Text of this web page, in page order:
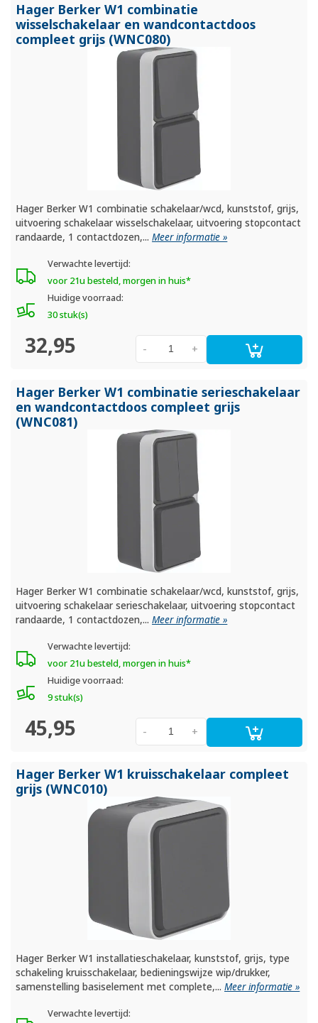
Hager Berker W1 combinatie
wisselschakelaar en wandcontactdoos
compleet grijs (WNC080)
Hager Berker W1 combinatie schakelaar/wcd, kunststof, grijs,
uitvoering schakelaar wisselschakelaar, uitvoering stopcontact
randaarde, 1 contactdozen,...Meer informatie »
Verwachte levertijd:
voor 21u besteld, morgen in huis*
Huidige voorraad:
30 stuk(s)
32,95 +
-
Hager Berker W1 combinatie serieschakelaar
en wandcontactdoos compleet grijs
(WNC081)
Hager Berker W1 combinatie schakelaar/wcd, kunststof, grijs,
uitvoering schakelaar serieschakelaar, uitvoering stopcontact
randaarde, 1 contactdozen,...Meer informatie »
Verwachte levertijd:
voor 21u besteld, morgen in huis*
Huidige voorraad:
9 stuk(s)
45,95 +
-
Hager Berker W1 kruisschakelaar compleet
grijs (WNC010)
Hager Berker W1 installatieschakelaar, kunststof, grijs, type
schakeling kruisschakelaar, bedieningswijze wip/drukker,
samenstelling basiselement met complete,...Meer informatie »
Verwachte levertijd: